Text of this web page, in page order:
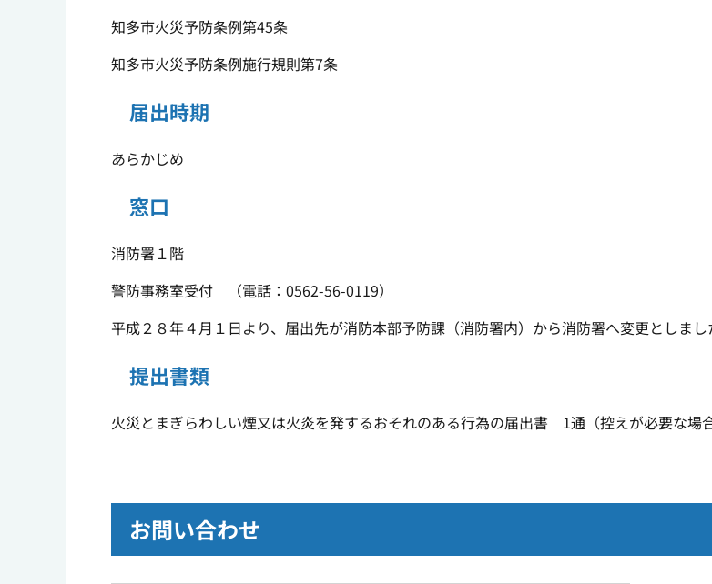
知多市火災予防条例第45条
知多市火災予防条例施行規則第7条
届出時期
あらかじめ
窓口
消防署１階
警防事務室受付 （電話：0562-56-0119）
平成２８年４月１日より、届出先が消防本部予防課（消防署内）から消防署へ変更としまし
提出書類
火災とまぎらわしい煙又は火炎を発するおそれのある行為の届出書 1通（控えが必要な場合
お問い合わせ